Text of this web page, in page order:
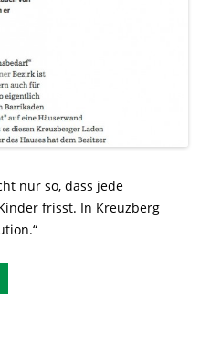
nur so, dass jede
frisst. In Kreuzberg